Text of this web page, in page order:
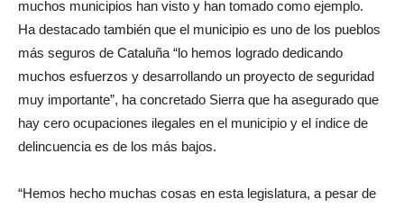
muchos municipios han visto y han tomado como ejemplo.
Ha destacado también que el municipio es uno de los pueblos
más seguros de Cataluña “lo hemos logrado dedicando
muchos esfuerzos y desarrollando un proyecto de seguridad
muy importante”, ha concretado Sierra que ha asegurado que
hay cero ocupaciones ilegales en el municipio y el índice de
delincuencia es de los más bajos.
“Hemos hecho muchas cosas en esta legislatura, a pesar de